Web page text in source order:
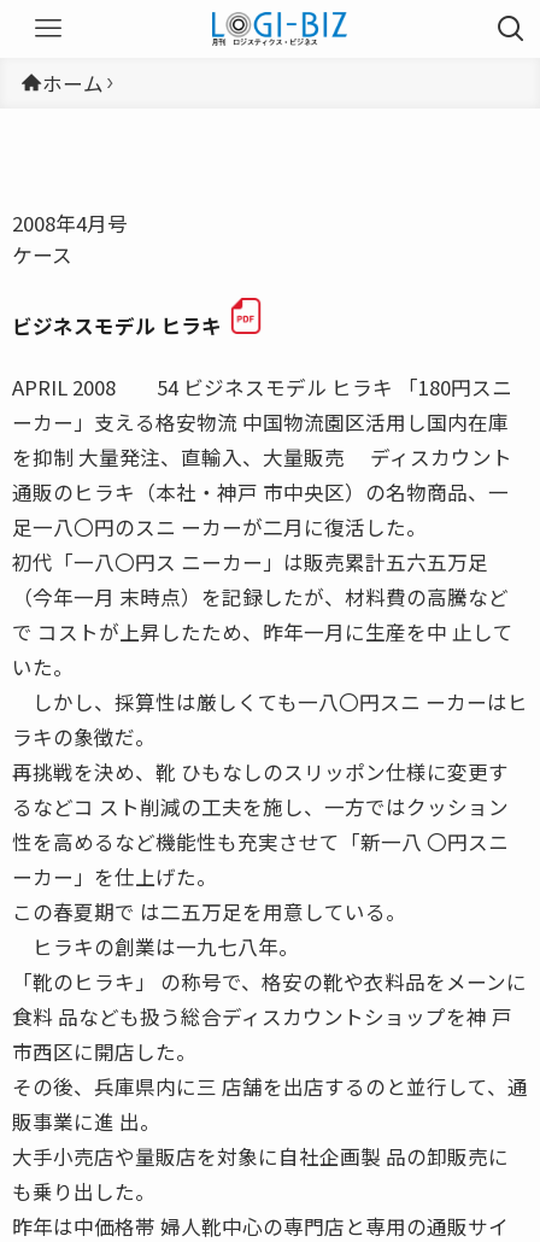
ホーム
2008年4月号
ケース
ビジネスモデル ヒラキ
APRIL 2008 54 ビジネスモデル ヒラキ 「180円スニ
ーカー」支える格安物流 中国物流園区活用し国内在庫
を抑制 大量発注、直輸入、大量販売 ディスカウント
通販のヒラキ（本社・神戸 市中央区）の名物商品、一
足一八〇円のスニ ーカーが二月に復活した。
初代「一八〇円ス ニーカー」は販売累計五六五万足
（今年一月 末時点）を記録したが、材料費の高騰など
で コストが上昇したため、昨年一月に生産を中 止して
いた。
しかし、採算性は厳しくても一八〇円スニ ーカーはヒ
ラキの象徴だ。
再挑戦を決め、靴 ひもなしのスリッポン仕様に変更す
るなどコ スト削減の工夫を施し、一方ではクッション
性を高めるなど機能性も充実させて「新一八 〇円スニ
ーカー」を仕上げた。
この春夏期で は二五万足を用意している。
ヒラキの創業は一九七八年。
「靴のヒラキ」 の称号で、格安の靴や衣料品をメーンに
食料 品なども扱う総合ディスカウントショップを神 戸
市西区に開店した。
その後、兵庫県内に三 店舗を出店するのと並行して、通
販事業に進 出。
大手小売店や量販店を対象に自社企画製 品の卸販売に
も乗り出した。
昨年は中価格帯 婦人靴中心の専門店と専用の通販サイ